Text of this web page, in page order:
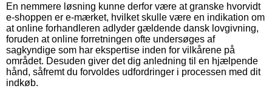
En nemmere løsning kunne derfor være at granske hvorvidt
e-shoppen er e-mærket, hvilket skulle være en indikation om
at online forhandleren adlyder gældende dansk lovgivning,
foruden at online forretningen ofte undersøges af
sagkyndige som har ekspertise inden for vilkårene på
området. Desuden giver det dig anledning til en hjælpende
hånd, såfremt du forvoldes udfordringer i processen med dit
indkøb.